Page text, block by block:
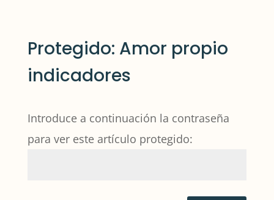
Protegido: Amor propio
indicadores
Introduce a continuación la contraseña
para ver este artículo protegido: